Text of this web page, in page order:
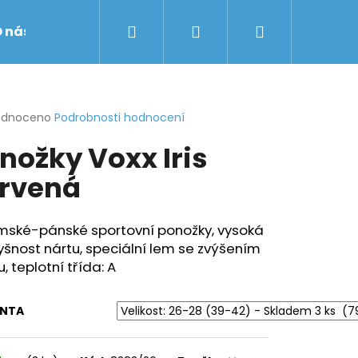
nás Obchodní podmínky Značky
Přihlášení
Podrobnosti hodnocení
Voxx Iris
pánské sportovní ponožky, vysoká
nártu, speciální lem se zvýšením
teplotní třída: A